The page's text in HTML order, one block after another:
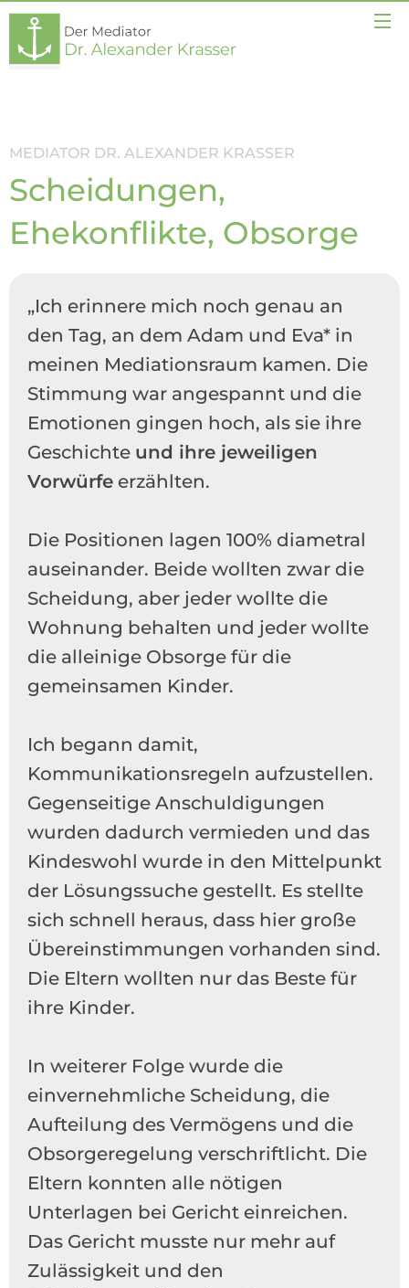
MEDIATOR DR. ALEXANDER KRASSER
Scheidungen,
Ehekonflikte, Obsorge
„Ich erinnere mich noch genau an
den Tag, an dem Adam und Eva* in
meinen Mediationsraum kamen. Die
Stimmung war angespannt und die
Emotionen gingen hoch, als sie ihre
Geschichte und ihre jeweiligen
Vorwürfe erzählten.
Die Positionen lagen 100% diametral
auseinander. Beide wollten zwar die
Scheidung, aber jeder wollte die
Wohnung behalten und jeder wollte
die alleinige Obsorge für die
gemeinsamen Kinder.
Ich begann damit,
Kommunikationsregeln aufzustellen.
Gegenseitige Anschuldigungen
wurden dadurch vermieden und das
Kindeswohl wurde in den Mittelpunkt
der Lösungssuche gestellt. Es stellte
sich schnell heraus, dass hier große
Übereinstimmungen vorhanden sind.
Die Eltern wollten nur das Beste für
ihre Kinder.
In weiterer Folge wurde die
einvernehmliche Scheidung, die
Aufteilung des Vermögens und die
Obsorgeregelung verschriftlicht. Die
Eltern konnten alle nötigen
Unterlagen bei Gericht einreichen.
Das Gericht musste nur mehr auf
Zulässigkeit und den